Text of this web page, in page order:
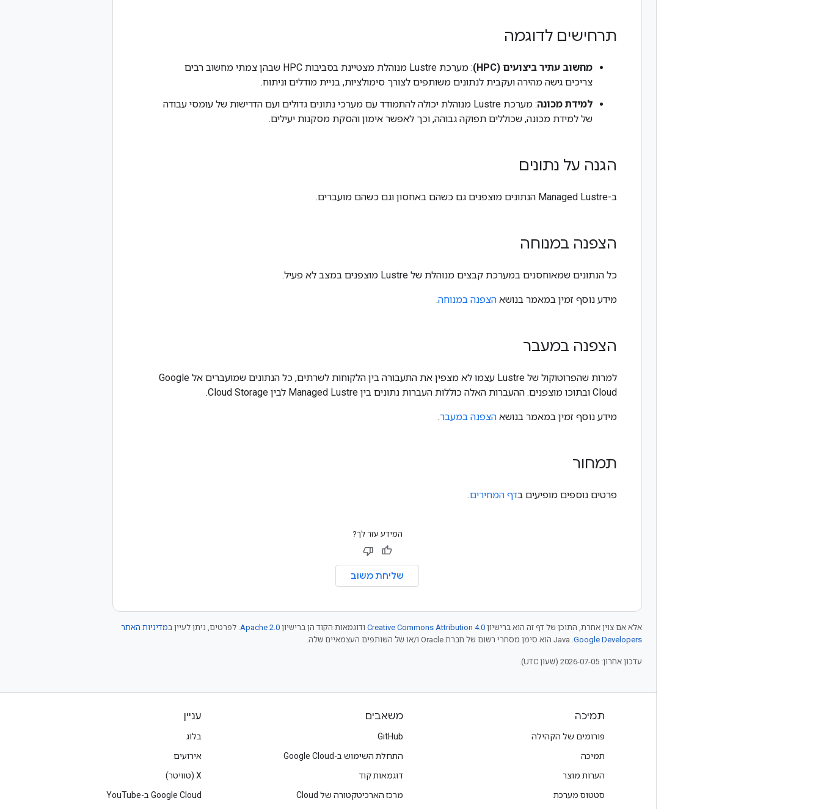
תרחישים לדוגמה
מחשוב עתיר ביצועים (HPC)
: מערכת Lustre מנוהלת מצטיינת בסביבות HPC שבהן צמתי מחשוב רבים
צריכים גישה מהירה ועקבית לנתונים משותפים לצורך סימולציות, בניית מודלים וניתוח.
למידת מכונה
: מערכת Lustre מנוהלת יכולה להתמודד עם מערכי נתונים גדולים ועם הדרישות של עומסי עבודה
של למידת מכונה, שכוללים תפוקה גבוהה, וכך לאפשר אימון והסקת מסקנות יעילים.
הגנה על נתונים
ב-Managed Lustre הנתונים מוצפנים גם כשהם באחסון וגם כשהם מועברים.
הצפנה במנוחה
כל הנתונים שמאוחסנים במערכת קבצים מנוהלת של Lustre מוצפנים במצב לא פעיל.
מידע נוסף זמין במאמר בנושא הצפנה במנוחה.
הצפנה במעבר
למרות שהפרוטוקול של Lustre עצמו לא מצפין את התעבורה בין הלקוחות לשרתים, כל הנתונים שמועברים אל Google
Cloud ובתוכו מוצפנים. ההעברות האלה כוללות העברות נתונים בין Managed Lustre לבין Cloud Storage.
מידע נוסף זמין במאמר בנושא הצפנה במעבר.
תמחור
פרטים נוספים מופיעים בדף המחירים.
המידע עזר לך?
שליחת משוב
אלא אם צוין אחרת, התוכן של דף זה הוא ברישיון Creative Commons Attribution 4.0 ודוגמאות הקוד הן ברישיון Apache 2.0. לפרטים, ניתן לעיין במדיניות האתר
Google Developers‏.‏ Java הוא סימן מסחרי רשום של חברת Oracle ו/או של השותפים העצמאיים שלה.
עדכון אחרון: 2026-07-05 (שעון UTC).
תמיכה
פורומים של הקהילה
תמיכה
הערות מוצר
סטטוס מערכת
משאבים
GitHub
התחלת השימוש ב-Google Cloud
דוגמאות קוד
מרכז הארכיטקטורה של Cloud
עניין
בלוג
אירועים
‫X (טוויטר)
Google Cloud ב-YouTube